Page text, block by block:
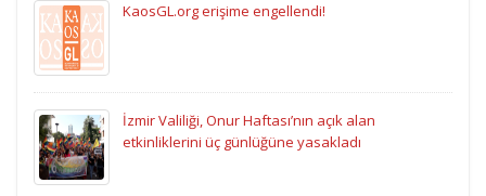
KaosGL.org erişime engellendi!
İzmir Valiliği, Onur Haftası’nın açık alan
etkinliklerini üç günlüğüne yasakladı